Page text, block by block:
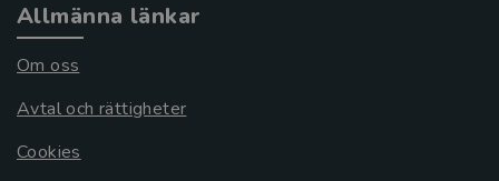
Allmänna länkar
Om oss
Avtal och rättigheter
Cookies